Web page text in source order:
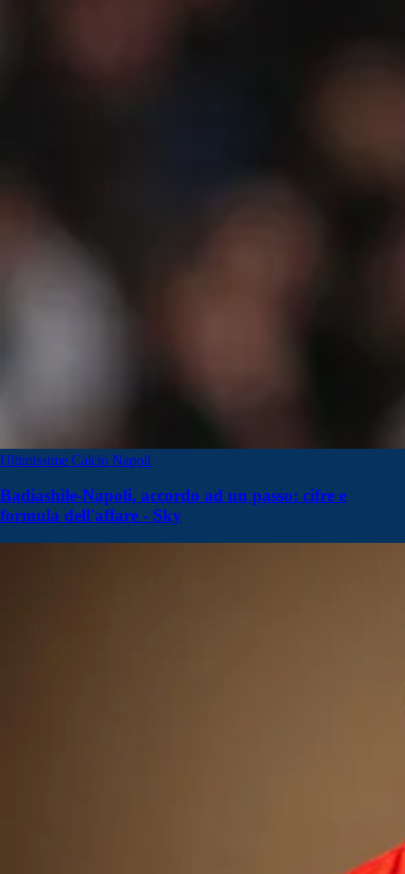
Ultimissime Calcio Napoli
Badiashile-Napoli, accordo ad un passo: cifre e
formula dell'affare - Sky